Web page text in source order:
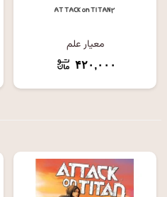
ATTACK on TITAN ۲
معیار علم
۴۲۰,۰۰۰